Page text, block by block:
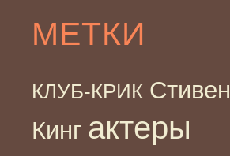
МЕТКИ
КЛУБ-КРИК Стивен
Кинг актеры